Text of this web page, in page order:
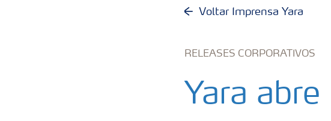
Voltar Imprensa Yara
RELEASES CORPORATIVOS
Yara